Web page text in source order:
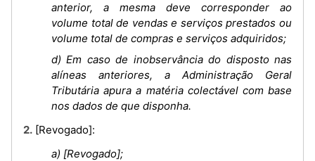
anterior, a mesma deve corresponder ao
volume total de vendas e serviços prestados ou
volume total de compras e serviços adquiridos;
d) Em caso de inobservância do disposto nas
alíneas anteriores, a Administração Geral
Tributária apura a matéria colectável com base
nos dados de que disponha.
2. [Revogado]:
a) [Revogado];